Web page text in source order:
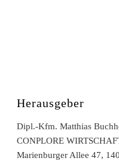
Herausgeber
Dipl.-Kfm. Matthias
CONPLORE
Marienburger Allee 47,